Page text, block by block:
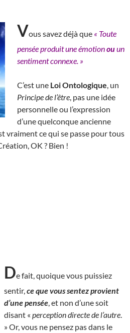
Vous savez déjà que « Toute
pensée produit une émotionouun
sentiment connexe. »
C’est une Loi Ontologique , un
Principe de l’être , pas une idée
personnelle ou l’expression
d’une quelconque ancienne
vraiment ce qui se passe pour tous
OK ? Bien !
De fait, quoique vous puissiez
sentir, ce que vous sentez provient
d’une pensée , et non d’une soit
disant « perception directe de l’autre
» Or, vous ne pensez pas dans le